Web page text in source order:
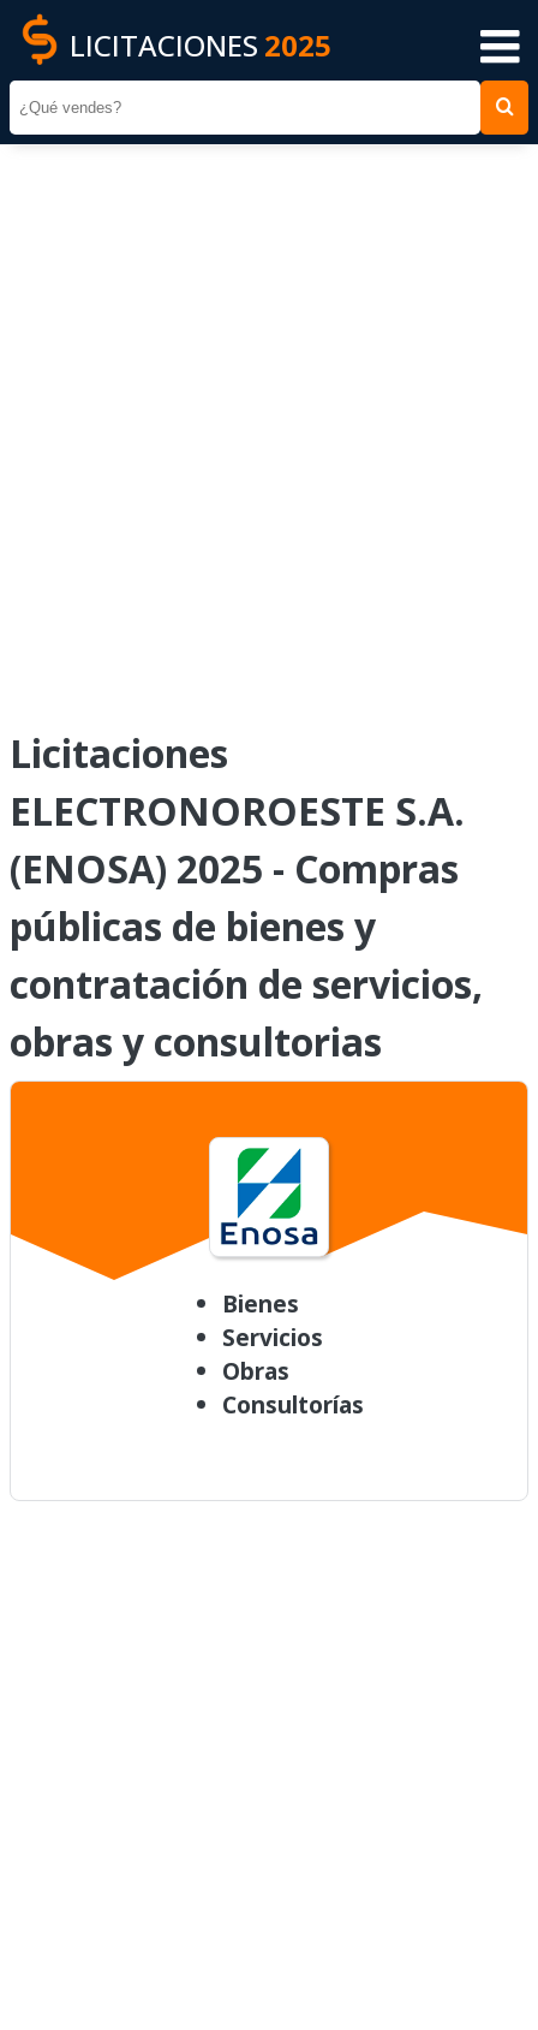
LICITACIONES 2025
Licitaciones
ELECTRONOROESTE S.A.
(ENOSA) 2025 - Compras
públicas de bienes y
contratación de servicios,
obras y consultorias
Bienes
Servicios
Obras
Consultorías